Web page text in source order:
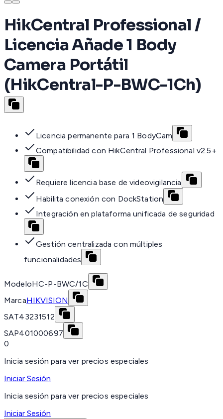
HikCentral Professional /
Licencia Añade 1 Body
Camera Portátil
(HikCentral-P-BWC-1Ch)
Licencia permanente para 1 BodyCam
Compatibilidad con HikCentral Professional v2.5+
Requiere licencia base de videovigilancia
Habilita conexión con DockStation
Integración en plataforma unificada de seguridad
Gestión centralizada con múltiples
funcionalidades
ModeloHC-P-BWC/1C
MarcaHIKVISION
SAT43231512
SAP401000697
0
Inicia sesión para ver precios especiales
Iniciar Sesión
Inicia sesión para ver precios especiales
Iniciar Sesión